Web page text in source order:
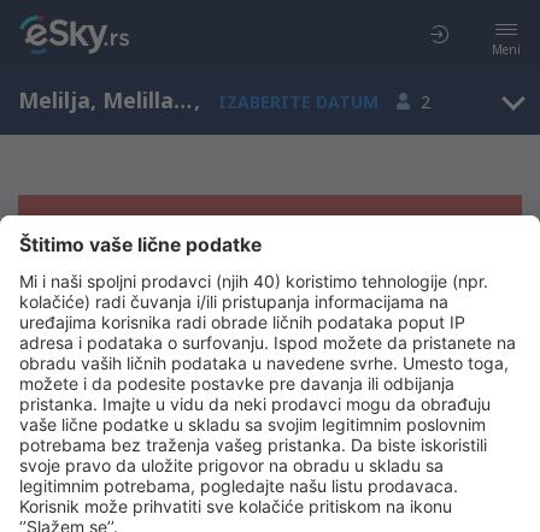
Meni
Melilja, Melilla Airport, Ceuta and Melilla, Španija (MLN), IZABERITE DATUM 2
Žao nam je, ne možemo da prikažemo
rezultate
Pokušajte još jednom kad izaberete druge kriterijume